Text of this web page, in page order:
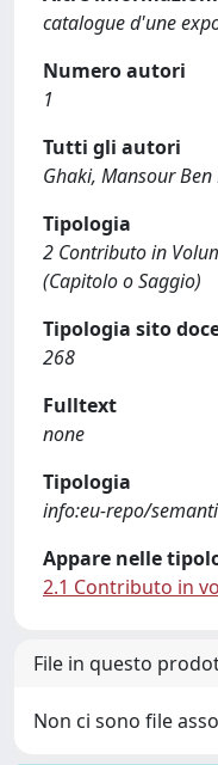
catalogue d'une
Numero autori
1
Tutti gli autori
Ghaki, Mansour Ben
Tipologia
2 Contributo in
(Capitolo o Saggio)
Tipologia sito
268
Fulltext
none
Tipologia
info:eu-repo/
Appare nelle
2.1 Contributo in
File in questo
Non ci sono file